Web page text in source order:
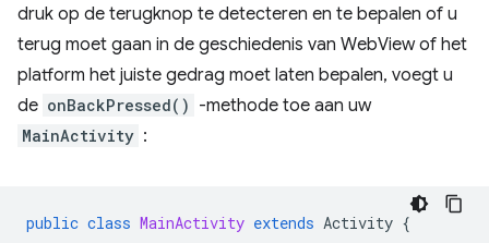
​​druk op de terugknop te detecteren en te bepalen of u
terug moet gaan in de geschiedenis van WebView of het
platform het juiste gedrag moet laten bepalen, voegt u
de onBackPressed() -methode toe aan uw
MainActivity :
public class MainActivity extends Activity {